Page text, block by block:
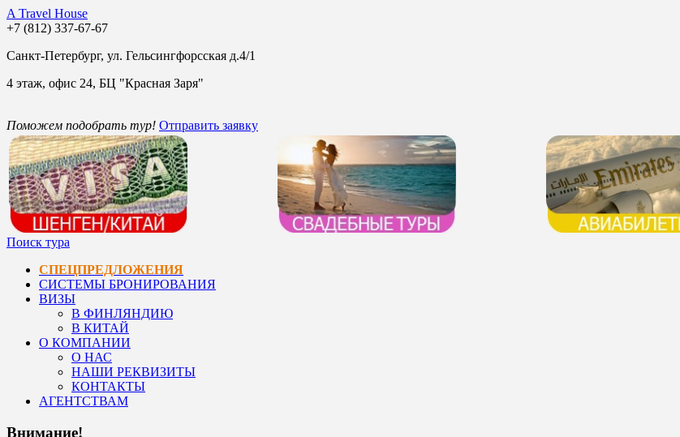
A Travel House
+7 (812) 337-67-67
Санкт-Петербург, ул. Гельсингфорсская д.4/1
4 этаж, офис 24, БЦ "Красная Заря"
Поможем подобрать тур! Отправить заявку
Поиск тура
СПЕЦПРЕДЛОЖЕНИЯ
СИСТЕМЫ БРОНИРОВАНИЯ
ВИЗЫ
В ФИНЛЯНДИЮ
В КИТАЙ
О КОМПАНИИ
О НАС
НАШИ РЕКВИЗИТЫ
КОНТАКТЫ
АГЕНТСТВАМ
Внимание!